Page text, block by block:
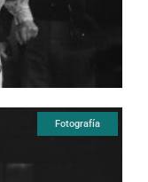
Fotografía